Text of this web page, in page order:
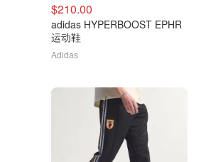
$210.00
adidas HYPERBOOST EPHR
运动鞋
Adidas